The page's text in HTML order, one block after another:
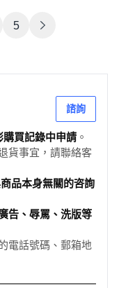
5
諮詢
購買記錄中申請 。
貨事宜，請聯絡客
品本身無關的咨詢
告、辱罵、洗版等
電話號碼、郵箱地